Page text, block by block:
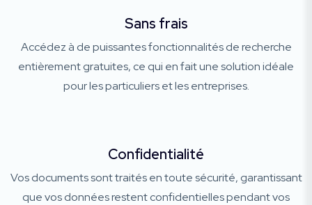
Sans frais
Accédez à de puissantes fonctionnalités de recherche
entièrement gratuites, ce qui en fait une solution idéale
pour les particuliers et les entreprises.
Confidentialité
Vos documents sont traités en toute sécurité, garantissant
que vos données restent confidentielles pendant vos